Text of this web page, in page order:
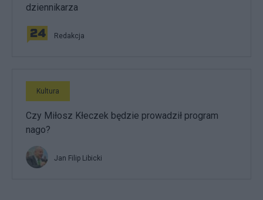
dziennikarza
Redakcja
Kultura
Czy Miłosz Kłeczek będzie prowadził program
nago?
Jan Filip Libicki